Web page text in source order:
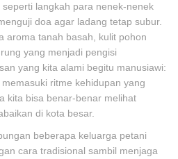
langkah para nenek-nenek
doa agar ladang tetap subur.
aroma tanah basah, kulit pohon
yang menjadi pengisi
yang kita alami begitu manusiawi:
ritme kehidupan yang
kita bisa benar-benar melihat
di kota besar.
beberapa keluarga petani
cara tradisional sambil menjaga